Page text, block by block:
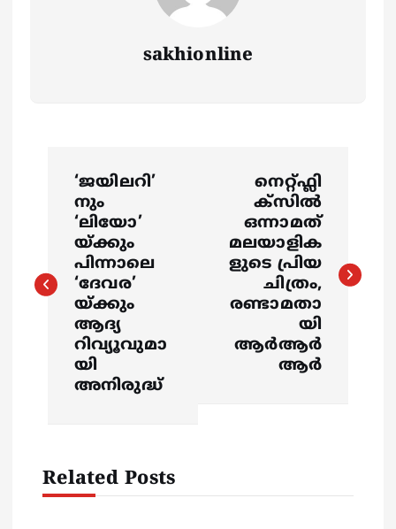
sakhionline
t
‘ജയിലറി’
നും
‘ലിയോ’
യ്‍ക്കും
പിന്നാലെ
‘ദേവര’
യ്ക്കും
ആദ്യ
റിവ്യൂവുമാ
യി
അനിരുദ്ധ്
നെറ്റ്ഫ്ലി
ക്സില്‍
ഒന്നാമത്
മലയാളിക
ളുടെ പ്രിയ
ചിത്രം,
രണ്ടാമതാ
യി
ആര്‍ആര്‍
ആര്‍
Related Posts